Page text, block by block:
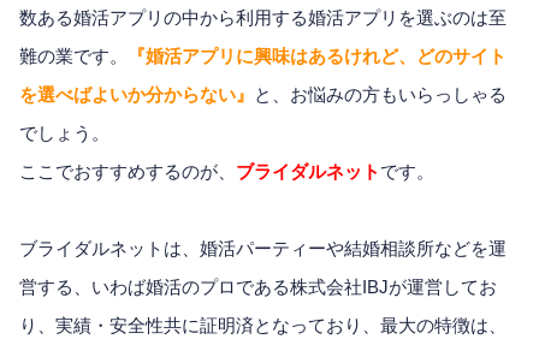
数ある婚活アプリの中から利用する婚活アプリを選ぶのは至
難の業です。
『婚活アプリに興味はあるけれど、どのサイト
を選べばよいか分からない』 と、お悩みの方もいらっしゃる
でしょう。
ここでおすすめするのが、 ブライダルネット です。
ブライダルネットは、婚活パーティーや結婚相談所などを運
営する、いわば婚活のプロである株式会社IBJが運営してお
り、実績・安全性共に証明済となっており、最大の特徴は、